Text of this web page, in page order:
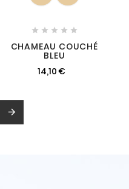
    
CHAMEAU COUCHÉ
BLEU
14,10 €
